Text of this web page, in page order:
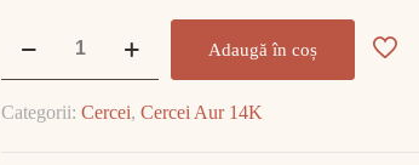
14K
Adaugă în coș
Categorii: Cercei, Cercei Aur 14K